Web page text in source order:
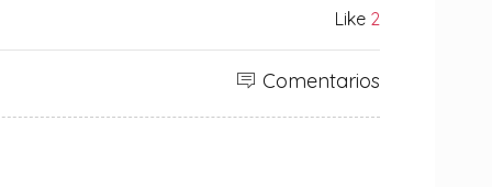
Like 2
Comentarios